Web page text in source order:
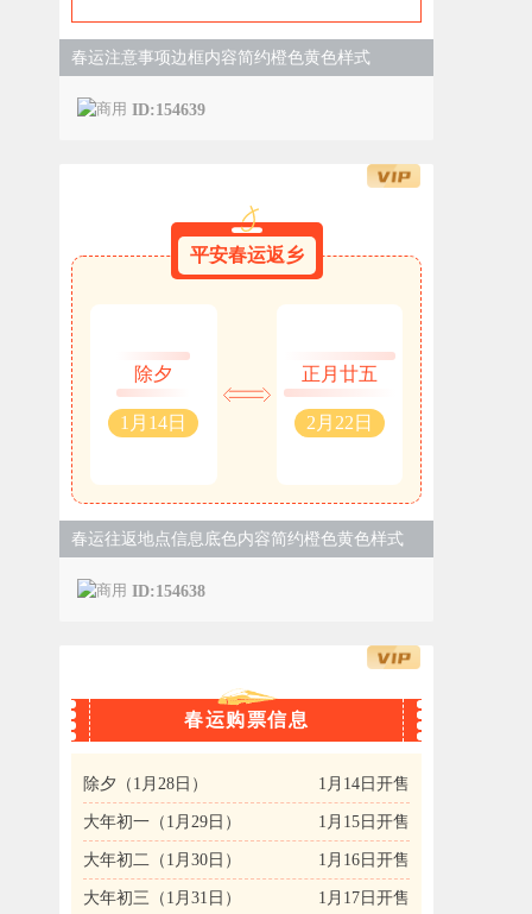
春运注意事项边框内容简约橙色黄色样式
ID:154639
平安春运返乡
除夕
1月14日
正月廿五
2月22日
春运往返地点信息底色内容简约橙色黄色样式
ID:154638
春运购票信息
除夕（1月28日） 1月14日开售
大年初一（1月29日） 1月15日开售
大年初二（1月30日） 1月16日开售
大年初三（1月31日） 1月17日开售